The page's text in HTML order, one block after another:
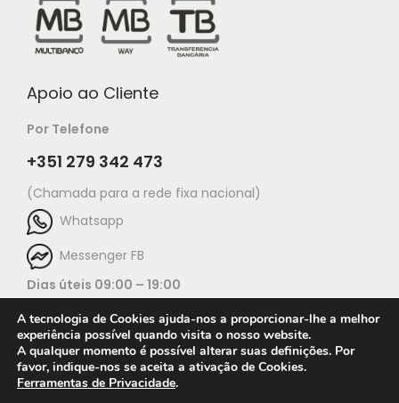
Apoio ao Cliente
Por Telefone
+351 279 342 473
(Chamada para a rede fixa nacional)
Whatsapp
Messenger FB
Dias úteis 09:00 – 19:00
A tecnologia de Cookies ajuda-nos a proporcionar-lhe a melhor
experiência possível quando visita o nosso website.
A qualquer momento é possível alterar suas definições. Por
favor, indique-nos se aceita a ativação de Cookies.
Ferramentas de Privacidade.